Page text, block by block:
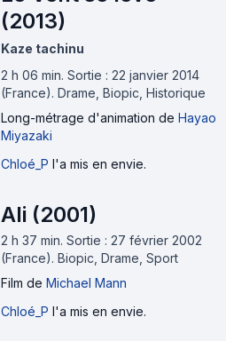
(2013)
Kaze tachinu
2 h 06 min. Sortie : 22 janvier 2014
(France). Drame, Biopic, Historique
Long-métrage d'animation de Hayao
Miyazaki
Chloé_P l'a mis en envie.
Ali (2001)
2 h 37 min. Sortie : 27 février 2002
(France). Biopic, Drame, Sport
Film de Michael Mann
Chloé_P l'a mis en envie.